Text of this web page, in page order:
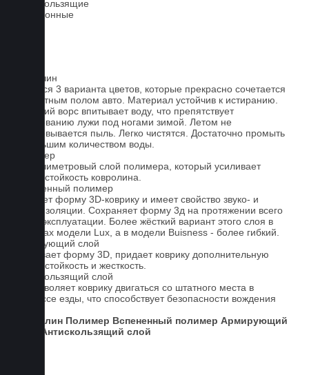
Антискользящие
Всесезонные
Ковролин
Имеется 3 варианта цветов, которые прекрасно сочетается
со штатным полом авто. Материал устойчив к истиранию.
Короткий ворс впитывает воду, что препятствует
образованию лужи под ногами зимой. Летом не
образовывается пыль. Легко чистятся. Достаточно промыть
небольшим количеством воды.
Полимер
1-миллиметровый слой полимера, который усиливает
износостойкость ковролина.
Вспененный полимер
Придает форму 3D-коврику и имеет свойство звуко- и
теплоизоляции. Сохраняет форму 3д на протяжении всего
срока эксплуатации. Более жёсткий вариант этого слоя в
ковриках модели Lux, а в модели Buisness - более гибкий.
Армирующий слой
Усиливает форму 3D, придает коврику дополнительную
износостойкость и жесткость.
Антискользящий слой
Не позволяет коврику двигаться со штатного места в
процессе езды, что способствует безопасности вождения
Ковролин Полимер Вспененный полимер Армирующий
Антискользящий слой